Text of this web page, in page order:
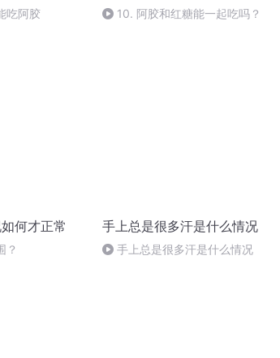
吃阿胶 10. 阿胶和红糖能一起吃吗？
何才正常
？
手上总是很多汗是什么情况
手上总是很多汗是什么情况